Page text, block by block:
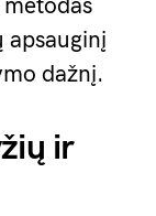
apsauginį
dažnį.
ir